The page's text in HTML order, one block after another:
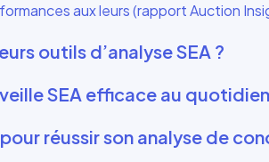
aux leurs (rapport Auction
outils d’analyse SEA ?
SEA efficace au quotidien
réussir son analyse de